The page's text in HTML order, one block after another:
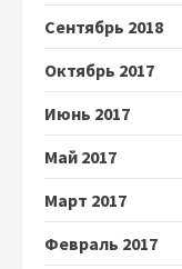
Сентябрь 2018
Октябрь 2017
Июнь 2017
Май 2017
Март 2017
Февраль 2017